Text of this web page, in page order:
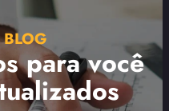
para você